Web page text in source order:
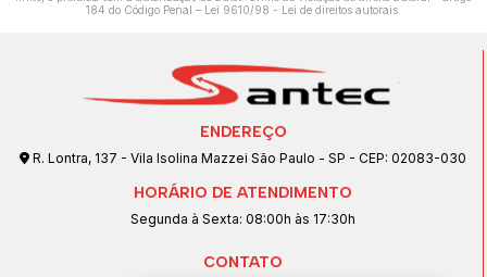
184 do Código Penal – Lei 9610/98 - Lei de direitos autorais
ENDEREÇO
R. Lontra, 137 - Vila Isolina Mazzei São Paulo - SP - CEP: 02083-030
HORÁRIO DE ATENDIMENTO
Segunda à Sexta: 08:00h às 17:30h
CONTATO